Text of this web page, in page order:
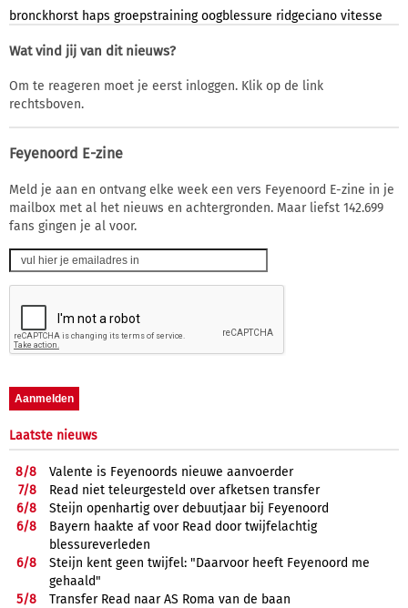
bronckhorst haps groepstraining oogblessure ridgeciano vitesse
Wat vind jij van dit nieuws?
Om te reageren moet je eerst inloggen. Klik op de link
rechtsboven.
Feyenoord E-zine
Meld je aan en ontvang elke week een vers Feyenoord E-zine in je
mailbox met al het nieuws en achtergronden. Maar liefst 142.699
fans gingen je al voor.
Laatste nieuws
8/8
Valente is Feyenoords nieuwe aanvoerder
7/8
Read niet teleurgesteld over afketsen transfer
6/8
Steijn openhartig over debuutjaar bij Feyenoord
6/8
Bayern haakte af voor Read door twijfelachtig
blessureverleden
6/8
Steijn kent geen twijfel: "Daarvoor heeft Feyenoord me
gehaald"
5/8
Transfer Read naar AS Roma van de baan